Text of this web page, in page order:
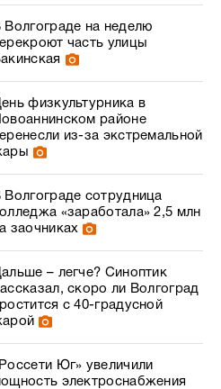
Волгограде на неделю
часть улицы
физкультурника в
районе
из-за экстремальной
Волгограде сотрудница
«заработала» 2,5 млн
заочниках
– легче? Синоптик
скоро ли Волгоград
с 40-градусной
Юг» увеличили
электроснабжения